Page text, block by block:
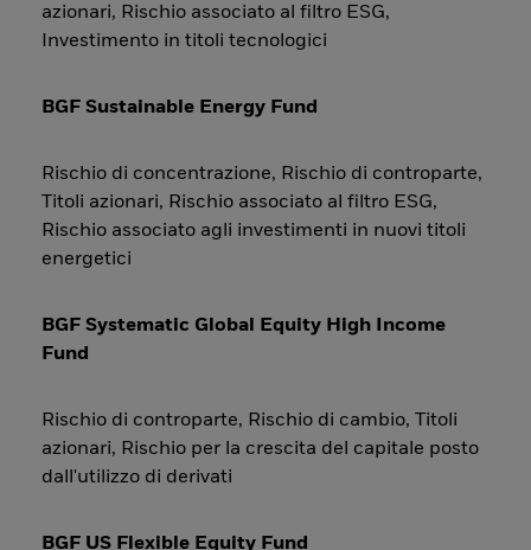
azionari, Rischio associato al filtro ESG,
Investimento in titoli tecnologici
BGF Sustainable Energy Fund
Rischio di concentrazione, Rischio di controparte,
Titoli azionari, Rischio associato al filtro ESG,
Rischio associato agli investimenti in nuovi titoli
energetici
BGF Systematic Global Equity High Income
Fund
Rischio di controparte, Rischio di cambio, Titoli
azionari, Rischio per la crescita del capitale posto
dall'utilizzo di derivati
BGF US Flexible Equity Fund